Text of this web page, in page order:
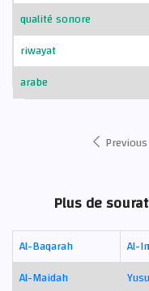
qualité sonore
riwayat
arabe
Previous
Plus de
Al-Baqarah Al-
Al-Maidah